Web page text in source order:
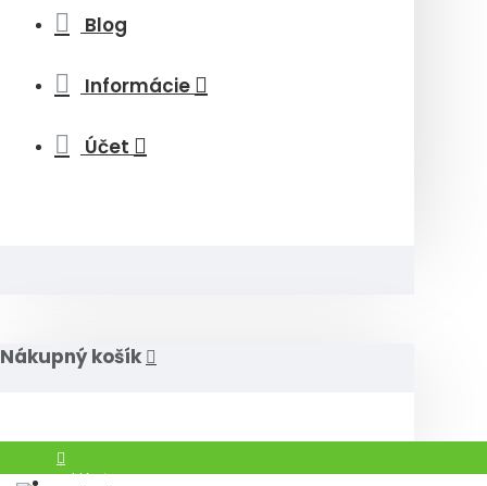
Blog
Informácie
Účet
Nákupný košík